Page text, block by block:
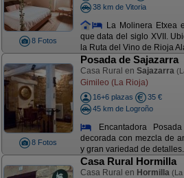
8 Fotos
38 km de Vitoria
La Molinera Etxea
que data del siglo XVII.
la Ruta del Vino de Rioja
8 Fotos
Posada de Sajazarra
Casa Rural en Sajazarra
Gimileo (La Rioja)
16+6 plazas
35 €
45 km de Logroño
Encantadora
decorada con mezcla de
y gran variedad de
Casa Rural Hormilla
Casa Rural en Hormilla (La